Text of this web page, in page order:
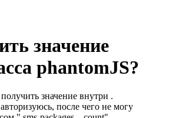
значение
phantomJS?
значение внутри .
после чего не могу